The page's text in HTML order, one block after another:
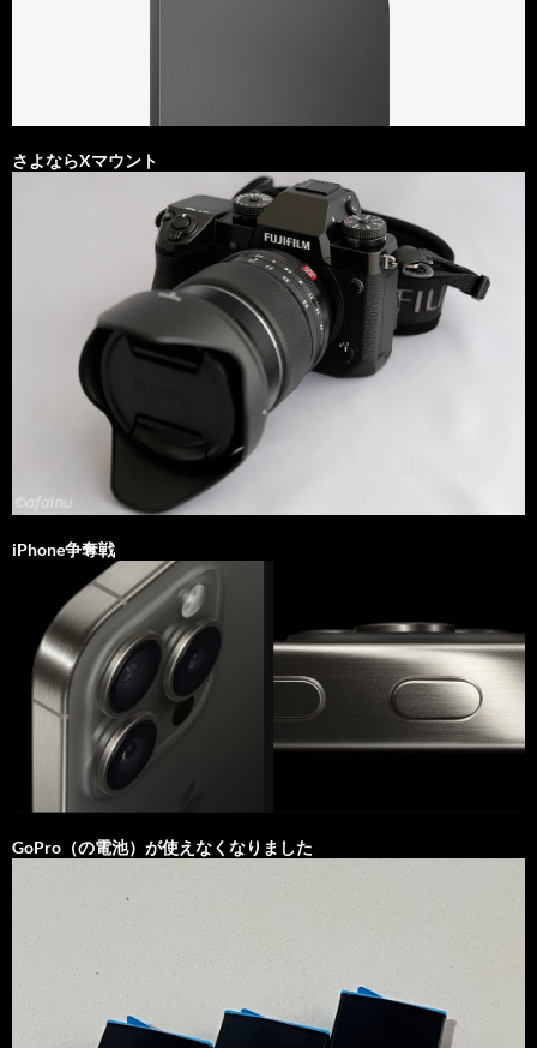
さよならXマウント
iPhone争奪戦
GoPro（の電池）が使えなくなりました